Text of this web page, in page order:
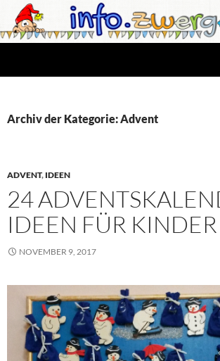
Zum
Inhalt
springen
Archiv der Kategorie: Advent
ADVENT, IDEEN
24
IDEEN FÜR KINDER
NOVEMBER 9, 2017